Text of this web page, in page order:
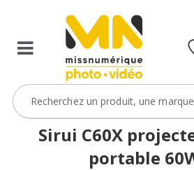
Sirui C60X
portable